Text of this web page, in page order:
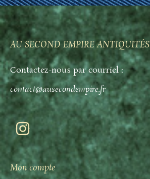
AU SECOND EMPIRE ANTIQUITÉS
Contactez-nous par courriel :
contact@ausecondempire.fr
Mon compte